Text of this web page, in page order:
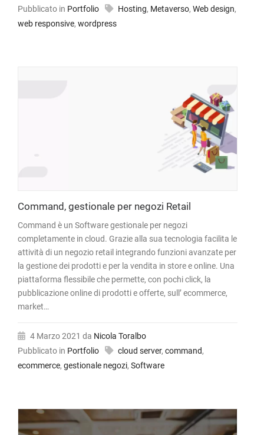
Pubblicato in Portfolio Hosting, Metaverso, Web design,
web responsive, wordpress
Command, gestionale per negozi Retail
Command è un Software gestionale per negozi
completamente in cloud. Grazie alla sua tecnologia facilita le
attività di un negozio retail integrando funzioni avanzate per
la gestione dei prodotti e per la vendita in store e online. Una
piattaforma flessibile che permette, con pochi click, la
pubblicazione online di prodotti e offerte, sull’ ecommerce,
market…
4 Marzo 2021 da Nicola Toralbo
Pubblicato in Portfolio cloud server, command,
ecommerce, gestionale negozi, Software